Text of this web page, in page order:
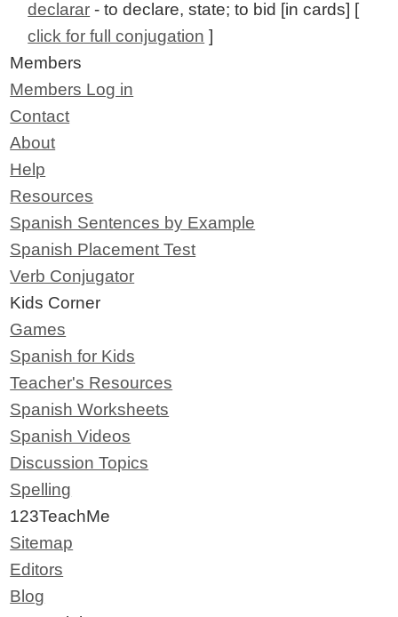
declarar - to declare, state; to bid [in cards] [
click for full conjugation ]
Members
Members Log in
Contact
About
Help
Resources
Spanish Sentences by Example
Spanish Placement Test
Verb Conjugator
Kids Corner
Games
Spanish for Kids
Teacher's Resources
Spanish Worksheets
Spanish Videos
Discussion Topics
Spelling
123TeachMe
Sitemap
Editors
Blog